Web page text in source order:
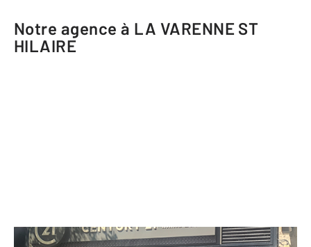
Notre agence à LA VARENNE ST
HILAIRE